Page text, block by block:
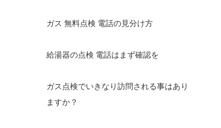
ガス 無料点検 電話の見分け方
給湯器の点検 電話はまず確認を
ガス点検でいきなり訪問される事はあり
ますか？